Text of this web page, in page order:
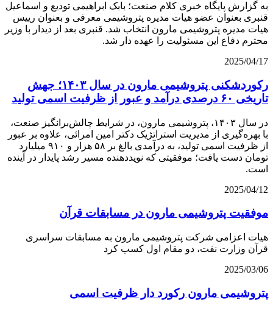
به گزارش پایگاه خبری کلام صنعت؛ بابک ابراهیمی تودیع و اسماعیل
قنبری بعنوان عضو هیات مدیره پتروشیمی معرفی و بعنوان رییس
هیات مدیره پتروشیمی مارون انتخاب شد. قنبری بعد از دیدار با وزیر
محترم دفاع این مسئولیت را عهده دار شد.
2025/04/17
رکوردشکنی پتروشیمی مارون در سال ۱۴۰۳؛ جهش
تاریخی ۶۰ درصدی درآمد و عبور از ظرفیت اسمی تولید
در سال ۱۴۰۳، پتروشیمی مارون، در شرایط چالش‌برانگیز صنعت،
با بهره‌گیری از مدیریت استراتژیک دکتر امین امرائی، علاوه بر عبور
از ظرفیت اسمی تولید، به درآمدی بالغ بر ۵۸ هزار و ۹۱۰ میلیارد
تومان دست یافت؛ موفقیتی که نویددهنده مسیر رشد پایدار در آینده
است.
2025/04/12
موفقیت پتروشیمی مارون در مسابقات قرآن
هیات اعزامی شرکت پتروشیمی مارون به مسابقات سراسری
قرآن وزارت نفت، دو مقام اول کسب کرد
2025/03/06
پتروشیمی مارون رکورد دار ظرفیت اسمی